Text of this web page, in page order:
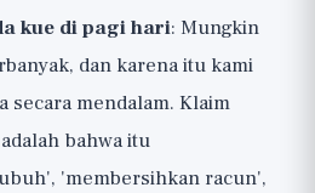
kue di pagi hari: Mungkin
dan karena itu kami
secara mendalam. Klaim
bahwa itu
'membersihkan racun',